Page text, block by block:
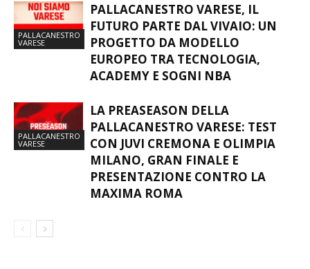
PALLACANESTRO
VARESE
PALLACANESTRO VARESE, IL
FUTURO PARTE DAL VIVAIO: UN
PROGETTO DA MODELLO
EUROPEO TRA TECNOLOGIA,
ACADEMY E SOGNI NBA
PALLACANESTRO
VARESE
LA PREASEASON DELLA
PALLACANESTRO VARESE: TEST
CON JUVI CREMONA E OLIMPIA
MILANO, GRAN FINALE E
PRESENTAZIONE CONTRO LA
MAXIMA ROMA